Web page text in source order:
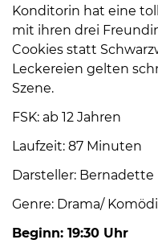
Konditorin hat eine
mit ihren drei
Cookies statt
Leckereien gelten
Szene.
FSK: ab 12 Jahren
Laufzeit: 87 Minuten
Darsteller: Bernadette
Genre: Drama/
Beginn: 19:30 Uhr